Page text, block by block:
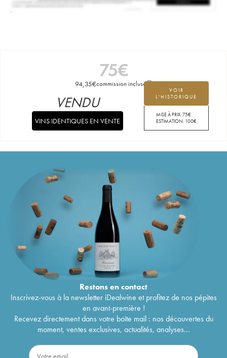
75€
94,35€commission incluse
VOIR
L'HISTORIQUE
MISE À PRIX:75€
ESTIMATION: 100€
VENDU
VINS IDENTIQUES EN VENTE
Restons encontact
Inscrivez-vous à la newsletter iDealwine et profitez de nos pépites
en avant-première !
Recevez directement dans votre boîte mail : nos découvertes du
moment, ventes exclusives, actualités, analyses...